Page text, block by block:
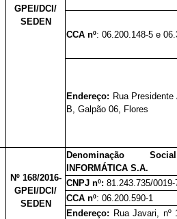
GPEI/DCI/
SEDEN
CCA nº: 06.200.148-5 e
Endereço: Rua Presidente
B, Galpão 06, Flores
Nº 168/2016-
GPEI/DCI/
SEDEN
Denominação
INFORMÁTICA S.A.
CNPJ nº:81.243.735/0019-
CCA nº: 06.200.590-1
Endereço: Rua Javari, nº